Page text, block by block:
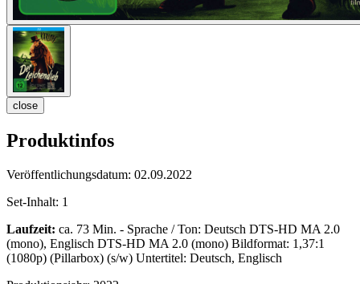
close
Produktinfos
Veröffentlichungsdatum: 02.09.2022
Set-Inhalt: 1
Laufzeit: ca. 73 Min. - Sprache / Ton: Deutsch DTS-HD MA 2.0
(mono), Englisch DTS-HD MA 2.0 (mono) Bildformat: 1,37:1
(1080p) (Pillarbox) (s/w) Untertitel: Deutsch, Englisch